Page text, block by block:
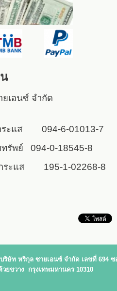
เอนซ์ จำกัด
ะแส 094-6-01013-7
0-18545-8
ระแส 195-1-02268-8
บริษัท หริกุล ซายเอนซ์ จำกัด เลขที่ 694
วยขวาง กรุงเทพมหานคร 10310